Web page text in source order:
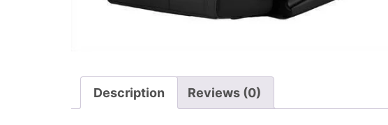
Description Reviews (0)